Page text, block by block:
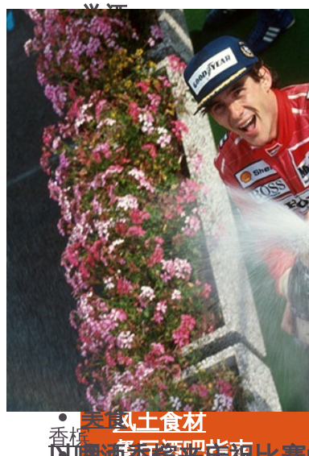
学酒
基础知识
品种
年份
酒具周边
投资收藏
留学教育
名庄
品鉴专栏
美食
餐厅酒吧指南
餐酒搭配
风土食材
知味荐酒
新闻
学酒
基础知识
品种
年份
酒具周边
投资收藏
留学教育
名庄
品鉴专栏
美食
香槟